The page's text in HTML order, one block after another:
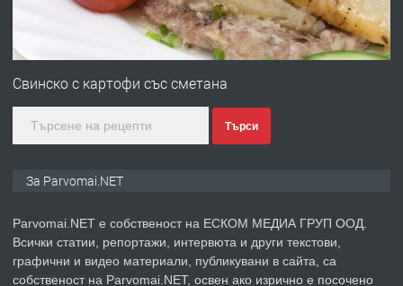
преди 1 година
Монтажник на малки детайли за
преди 1 година
Свинско с картофи със сметана
Търси
За Parvomai.NET
Parvomai.NET е собственост на ЕСКОМ МЕДИА ГРУП ООД.
Всички статии, репортажи, интервюта и други текстови,
графични и видео материали, публикувани в сайта, са
собственост на Parvomai.NET, освен ако изрично е посочено